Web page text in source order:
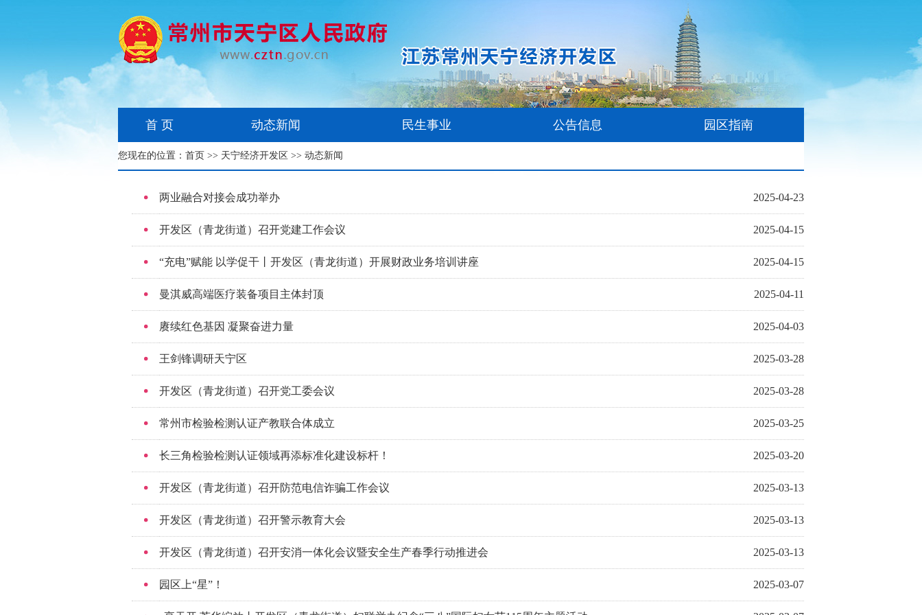
首 页 动态新闻 民生事业 公告信息 园区指南
您现在的位置： 首页 >> 天宁经济开发区 >> 动态新闻
两业融合对接会成功举办 2025-04-23
开发区（青龙街道）召开党建工作会议 2025-04-15
“充电”赋能 以学促干丨开发区（青龙街道）开展财政业务培训讲座 2025-04-15
曼淇威高端医疗装备项目主体封顶 2025-04-11
赓续红色基因 凝聚奋进力量 2025-04-03
王剑锋调研天宁区 2025-03-28
开发区（青龙街道）召开党工委会议 2025-03-28
常州市检验检测认证产教联合体成立 2025-03-25
长三角检验检测认证领域再添标准化建设标杆！ 2025-03-20
开发区（青龙街道）召开防范电信诈骗工作会议 2025-03-13
开发区（青龙街道）召开警示教育大会 2025-03-13
开发区（青龙街道）召开安消一体化会议暨安全生产春季行动推进会 2025-03-13
园区上“星”！ 2025-03-07